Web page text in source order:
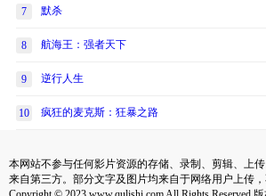
7 默杀
8 航海王：强者天下
9 逆行人生
10 疯狂的麦克斯：狂暴之路
本网站不参与任何影片资源的存储、录制、剪辑、上
来自第三方。部分文字及图片均来自于网络用户上传，